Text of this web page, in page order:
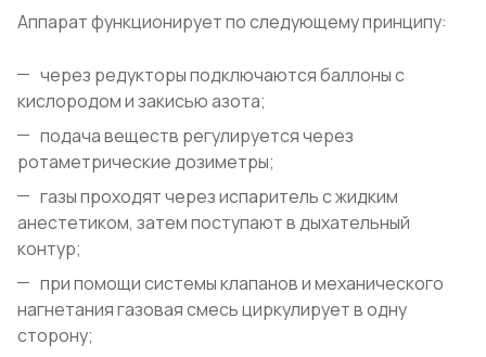
Аппарат функционирует по следующему принципу:
через редукторы подключаются баллоны с
кислородом и закисью азота;
подача веществ регулируется через
ротаметрические дозиметры;
газы проходят через испаритель с жидким
анестетиком, затем поступают в дыхательный
контур;
при помощи системы клапанов и механического
нагнетания газовая смесь циркулирует в одну
сторону;